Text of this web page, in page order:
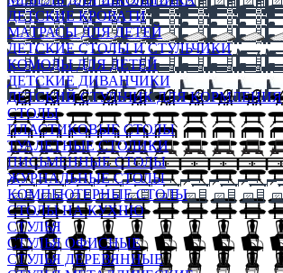
ДЕТСКИЕ КРОВАТИ
МАТРАСЫ ДЛЯ ДЕТЕЙ
ДЕТСКИЕ СТОЛЫ И СТУЛЬЧИКИ
КОМОДЫ ДЛЯ ДЕТЕЙ
ДЕТСКИЕ ДИВАНЧИКИ
ДЕТСКИЙ СТУЛЬЧИК ДЛЯ КОРМЛЕНИЯ
СТОЛЫ
ПЛАСТИКОВЫЕ СТОЛЫ
ТУАЛЕТНЫЕ СТОЛИКИ
ПИСЬМЕННЫЕ СТОЛЫ
ЖУРНАЛЬНЫЕ СТОЛЫ
КОМПЬЮТЕРНЫЕ СТОЛЫ
СТОЛЫ НА КУХНЮ
СТУЛЬЯ
СТУЛЬЯ ОФИСНЫЕ
СТУЛЬЯ ДЕРЕВЯННЫЕ